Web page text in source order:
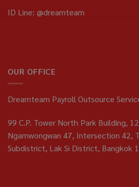
ID Line: @dreamteam
OUR OFFICE
Dreamteam Payroll Outsource
99 C.P. Tower North Park Building,
Ngamwongwan 47, Intersection 42,
Subdistrict, Lak Si District, Bangkok